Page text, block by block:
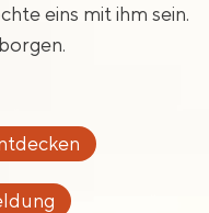
eins mit ihm sein.